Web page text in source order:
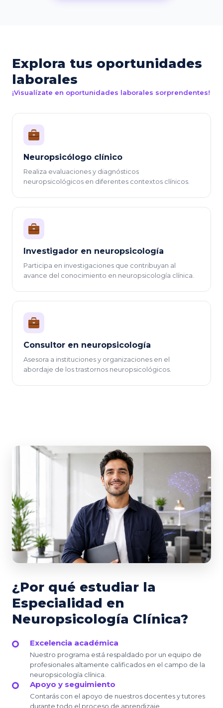
Explora tus oportunidades
laborales
¡Visualízate en oportunidades laborales sorprendentes!
Neuropsicólogo clínico
Realiza evaluaciones y diagnósticos
neuropsicológicos en diferentes contextos clínicos.
Investigador en neuropsicología
Participa en investigaciones que contribuyan al
avance del conocimiento en neuropsicología clínica.
Consultor en neuropsicología
Asesora a instituciones y organizaciones en el
abordaje de los trastornos neuropsicológicos.
¿Por qué estudiar la
Especialidad en
Neuropsicología Clínica?
Excelencia académica
Nuestro programa está respaldado por un equipo de
profesionales altamente calificados en el campo de la
neuropsicología clínica.
Apoyo y seguimiento
Contarás con el apoyo de nuestros docentes y tutores
durante todo el proceso de aprendizaje.